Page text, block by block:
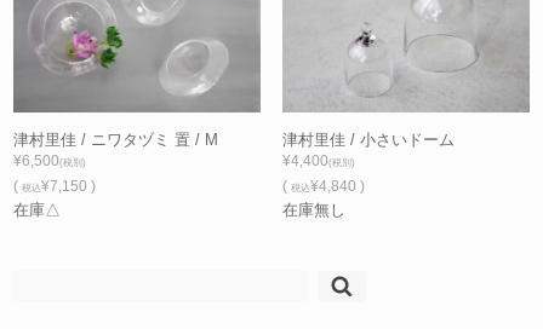
津村里佳 / ニワタヅミ 置 / M
¥6,500(税別)
(税込¥7,150 )
在庫△
津村里佳 / 小さいドーム
¥4,400(税別)
( 税込¥4,840 )
在庫無し